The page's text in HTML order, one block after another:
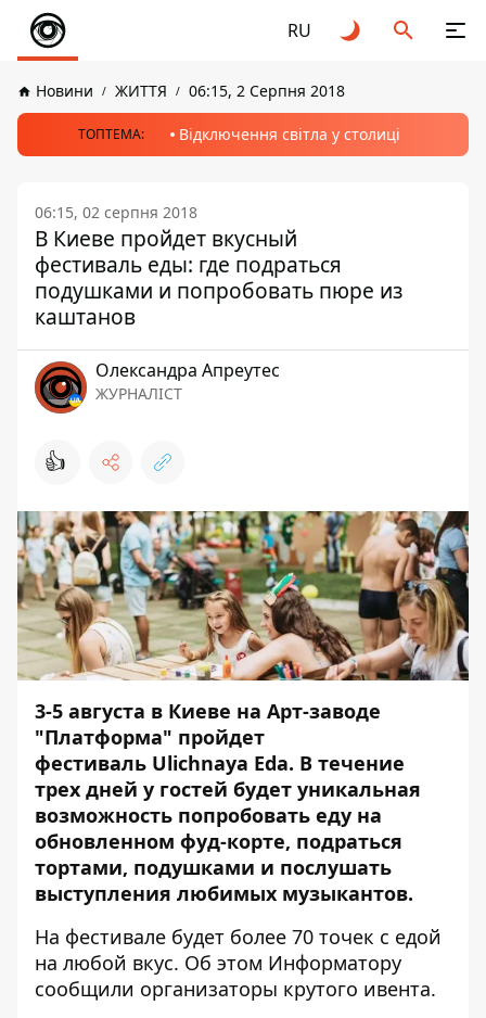
RU
Новини ЖИТТЯ 06:15, 2 Серпня 2018
ТОПТЕМА: Відключення світла у столиці
06:15, 02 серпня 2018
В Киеве пройдет вкусный
фестиваль еды: где подраться
подушками и попробовать пюре из
каштанов
Олександра Апреутес
ЖУРНАЛІСТ
👍
3-5 августа в Киеве на Арт-заводе
"Платформа" пройдет
фестиваль Ulichnaya Eda. В течение
трех дней у гостей будет уникальная
возможность попробовать еду на
обновленном фуд-корте, подраться
тортами, подушками и послушать
выступления любимых музыкантов.
На фестивале будет более 70 точек с едой
на любой вкус. Об этом Информатору
сообщили организаторы крутого ивента.